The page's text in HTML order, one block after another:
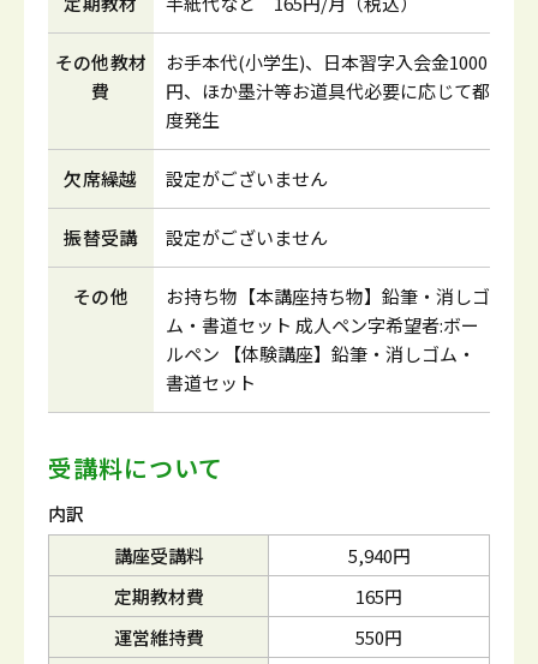
その他教材
費
お手本代(小学生)、日本習字入会金1000
円、ほか墨汁等お道具代必要に応じて都
度発生
欠席繰越 設定がございません
振替受講 設定がございません
その他
お持ち物【本講座持ち物】鉛筆・消しゴ
ム・書道セット 成人ペン字希望者:ボー
ルペン 【体験講座】鉛筆・消しゴム・
書道セット
受講料について
内訳
講座受講料
5,940円
定期教材費
165円
運営維持費
550円